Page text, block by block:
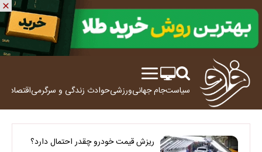
سیاستجام جهانیورزشیحوادث زندگی و سرگرمیاقتصاد
ریزش قیمت خودرو چقدر احتمال دارد؟